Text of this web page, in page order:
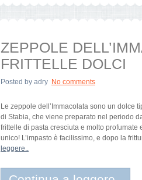
ZEPPOLE
FRITTELLE DOLCI
Posted by adry No comments
Le zeppole dell’Immacolata sono un dolce
di Stabia, che viene preparato nel periodo
frittelle di pasta cresciuta e molto
unico! L’impasto è facilissimo, e dopo la
leggere..